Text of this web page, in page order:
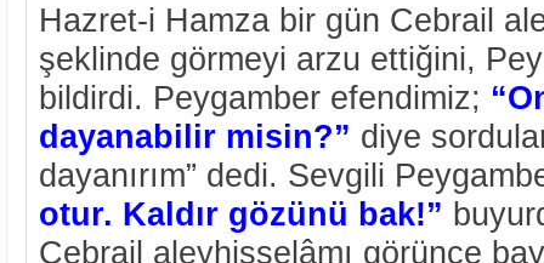
Hazret-i Hamza bir gün Cebrail
şeklinde görmeyi arzu ettiğini,
bildirdi. Peygamber efendimiz;
dayanabilir misin?” diye
dayanırım” dedi. Sevgili
otur. Kaldır gözünü bak!”
Cebrail aleyhisselâmı görünce